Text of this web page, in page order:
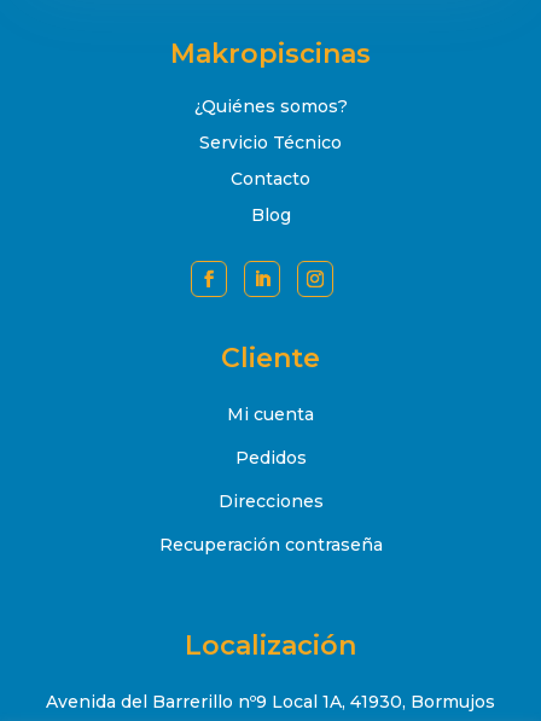
Makropiscinas
¿Quiénes somos?
Servicio Técnico
Contacto
Blog
Cliente
Mi cuenta
Pedidos
Direcciones
Recuperación contraseña
Localización
Avenida del Barrerillo nº9 Local 1A, 41930, Bormujos